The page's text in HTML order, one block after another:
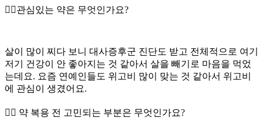
👉🏻관심있는 약은 무엇인가요?
살이 많이 찌다 보니 대사증후군 진단도 받고 전체적으로 여기
저기 건강이 안 좋아지는 것 같아서 살을 빼기로 마음을 먹었
는데요. 요즘 연예인들도 위고비 많이 맞는 것 같아서 위고비
에 관심이 생겼어요.
👉🏻 약 복용 전 고민되는 부분은 무엇인가요?